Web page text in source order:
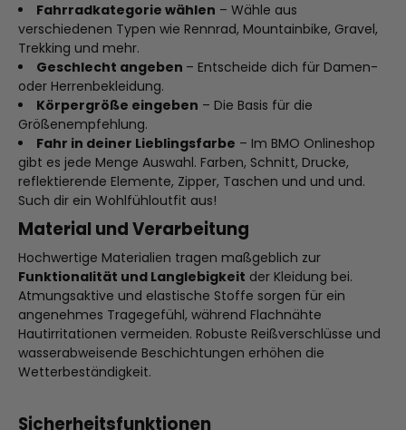
Fahrradkategorie wählen – Wähle aus
verschiedenen Typen wie Rennrad, Mountainbike, Gravel,
Trekking und mehr.
Geschlecht angeben – Entscheide dich für Damen-
oder Herrenbekleidung.
Körpergröße eingeben – Die Basis für die
Größenempfehlung.
Fahr in deiner Lieblingsfarbe – Im BMO Onlineshop
gibt es jede Menge Auswahl. Farben, Schnitt, Drucke,
reflektierende Elemente, Zipper, Taschen und und und.
Such dir ein Wohlfühloutfit aus!
Material und Verarbeitung
Hochwertige Materialien tragen maßgeblich zur
Funktionalität und Langlebigkeit der Kleidung bei.
Atmungsaktive und elastische Stoffe sorgen für ein
angenehmes Tragegefühl, während Flachnähte
Hautirritationen vermeiden. Robuste Reißverschlüsse und
wasserabweisende Beschichtungen erhöhen die
Wetterbeständigkeit.
Sicherheitsfunktionen